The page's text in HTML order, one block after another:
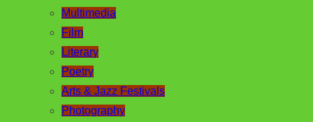
Multimedia
Film
Literary
Poetry
Arts & Jazz Festivals
Photography